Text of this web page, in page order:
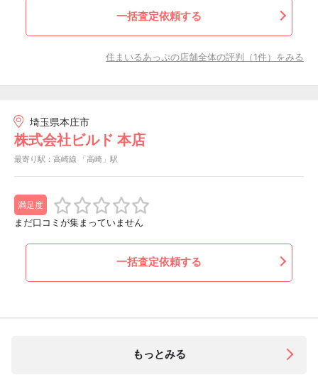
一括査定依頼する
住まいるあっぷの店舗全体の評判（1件）をみる
埼玉県本庄市
株式会社ビルド 本店
最寄り駅：高崎線 「高崎」駅
満足度
まだ口コミが集まっていません
一括査定依頼する
もっとみる